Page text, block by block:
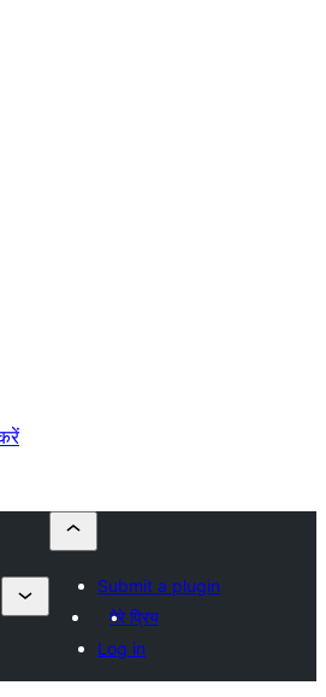
Submit a plugin
मेरे प्रिय
Log in